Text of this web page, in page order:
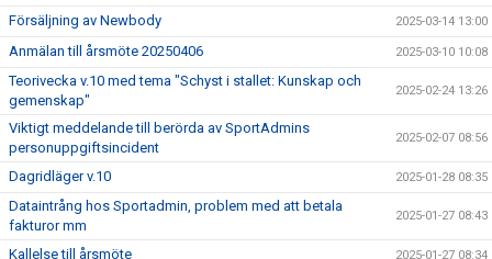
Försäljning av Newbody 2025-03-14 13:00
Anmälan till årsmöte 20250406 2025-03-10 10:08
Teorivecka v.10 med tema "Schyst i stallet: Kunskap och
gemenskap"
2025-02-24 13:26
Viktigt meddelande till berörda av SportAdmins
personuppgiftsincident
2025-02-07 08:56
Dagridläger v.10 2025-01-28 08:35
Dataintrång hos Sportadmin, problem med att betala
fakturor mm
2025-01-27 08:43
Kallelse till årsmöte 2025-01-27 08:34